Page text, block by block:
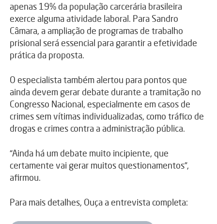
apenas 19% da população carcerária brasileira
exerce alguma atividade laboral. Para Sandro
Câmara, a ampliação de programas de trabalho
prisional será essencial para garantir a efetividade
prática da proposta.
O especialista também alertou para pontos que
ainda devem gerar debate durante a tramitação no
Congresso Nacional, especialmente em casos de
crimes sem vítimas individualizadas, como tráfico de
drogas e crimes contra a administração pública.
“Ainda há um debate muito incipiente, que
certamente vai gerar muitos questionamentos”,
afirmou.
Para mais detalhes, Ouça a entrevista completa: